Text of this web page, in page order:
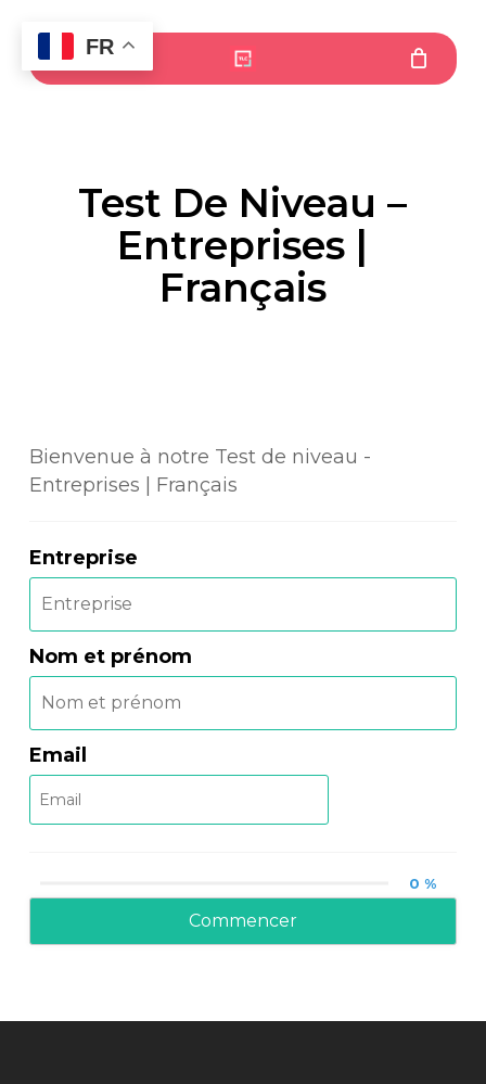
main
Menu
Test De Niveau –
Entreprises |
Français
Bienvenue à notre Test de niveau -
Entreprises | Français
Entreprise
Nom et prénom
Email
0 %
Commencer
FR